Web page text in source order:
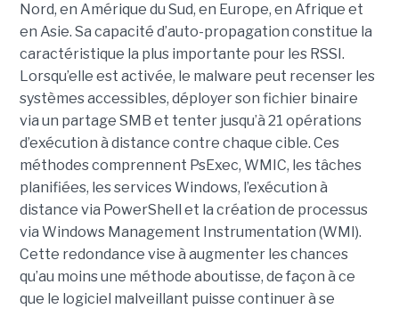
Nord, en Amérique du Sud, en Europe, en Afrique et
en Asie. Sa capacité d’auto-propagation constitue la
caractéristique la plus importante pour les RSSI.
Lorsqu’elle est activée, le malware peut recenser les
systèmes accessibles, déployer son fichier binaire
via un partage SMB et tenter jusqu’à 21 opérations
d’exécution à distance contre chaque cible. Ces
méthodes comprennent PsExec, WMIC, les tâches
planifiées, les services Windows, l’exécution à
distance via PowerShell et la création de processus
via Windows Management Instrumentation (WMI).
Cette redondance vise à augmenter les chances
qu’au moins une méthode aboutisse, de façon à ce
que le logiciel malveillant puisse continuer à se